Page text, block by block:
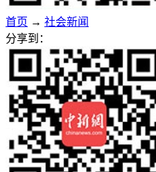
首页 → 社会新闻
分享到：